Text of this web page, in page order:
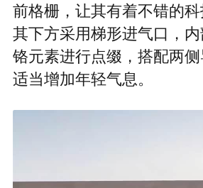
前格栅，让其有着不错的科
其下方采用梯形进气口，
铬元素进行点缀，搭配两侧
适当增加年轻气息。